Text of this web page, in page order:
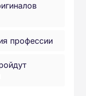
профессии